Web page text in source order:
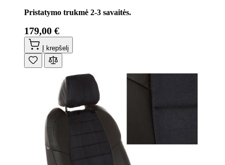
Pristatymo trukmė 2-3 savaitės.
179,00 €
Į krepšelį